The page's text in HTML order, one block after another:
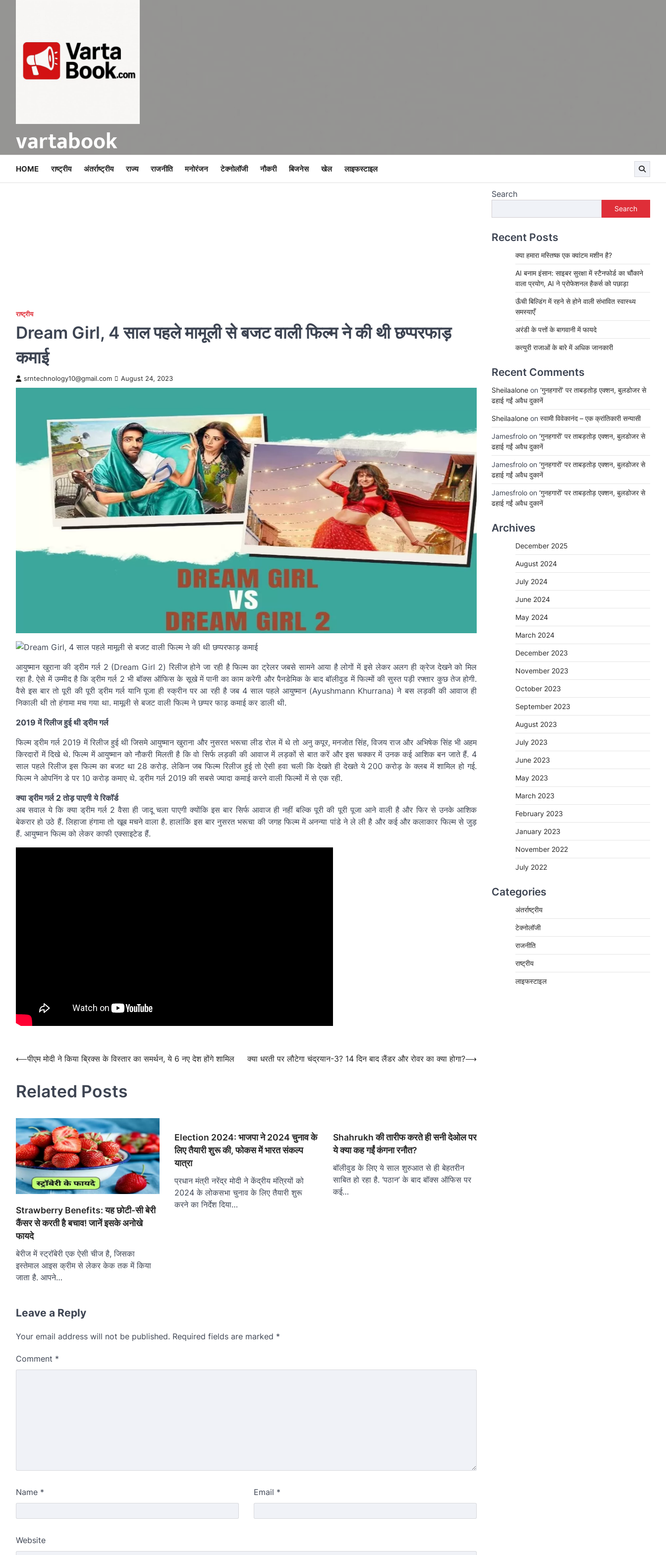
vartabook
HOME राष्ट्रीय अंतर्राष्ट्रीय राज्य राजनीति मनोरंजन टेक्नोलॉजी नौकरी बिजनेस खेल लाइफस्टाइल
राष्ट्रीय
Dream Girl, 4 साल पहले मामूली से बजट वाली फिल्म ने की थी छप्परफाड़
कमाई
srntechnology10@gmail.com August 24, 2023
आयुष्मान खुराना की ड्रीम गर्ल 2 (Dream Girl 2) रिलीज होने जा रही है फिल्म का ट्रेलर जबसे सामने आया है लोगों में इसे लेकर अलग ही क्रेज देखने को मिल
रहा है. ऐसे में उम्मीद है कि ड्रीम गर्ल 2 भी बॉक्स ऑफिस के सूखे में पानी का काम करेगी और पैनडेमिक के बाद बॉलीवुड में फिल्मों की सुस्त पड़ी रफ्तार कुछ तेज होगी.
वैसे इस बार तो पूरी की पूरी ड्रीम गर्ल यानि पूजा ही स्क्रीन पर आ रही है जब 4 साल पहले आयुष्मान (Ayushmann Khurrana) ने बस लड़की की आवाज ही
निकाली थी तो हंगामा मच गया था. मामूली से बजट वाली फिल्म ने छप्पर फाड़ कमाई कर डाली थी.
2019 में रिलीज हुई थी ड्रीम गर्ल
फिल्म ड्रीम गर्ल 2019 में रिलीज हुई थी जिसमे आयुष्मान खुराना और नुसरत भरूचा लीड रोल में थे तो अनु कपूर, मनजोत सिंह, विजय राज और अभिषेक सिंह भी अहम
किरदारों में दिखे थे. फिल्म में आयुष्मान को नौकरी मिलती है कि वो सिर्फ लड़की की आवाज में लड़कों से बात करें और इस चक्कर में उनक कई आशिक बन जाते हैं. 4
साल पहले रिलीज इस फिल्म का बजट था 28 करोड़. लेकिन जब फिल्म रिलीज हुई तो ऐसी हवा चली कि देखते ही देखते ये 200 करोड़ के क्लब में शामिल हो गई.
फिल्म ने ओपनिंग डे पर 10 करोड़ कमाए थे. ड्रीम गर्ल 2019 की सबसे ज्यादा कमाई करने वाली फिल्मों में से एक रही.
क्या ड्रीम गर्ल 2 तोड़ पाएगी ये रिकॉर्ड
अब सवाल ये कि क्या ड्रीम गर्ल 2 वैसा ही जादू चला पाएगी क्योंकि इस बार सिर्फ आवाज ही नहीं बल्कि पूरी की पूरी पूजा आने वाली है और फिर से उनके आशिक
बेकरार हो उठे हैं. लिहाजा हंगामा तो खूब मचने वाला है. हालांकि इस बार नुसरत भरूचा की जगह फिल्म में अनन्या पांडे ने ले ली है और कई और कलाकार फिल्म से जुड़
हैं. आयुष्मान फिल्म को लेकर काफी एक्साइटेड हैं.
navigation
Post
⟵पीएम मोदी ने किया ब्रिक्स के विस्तार का समर्थन, ये 6 नए देश होंगे शामिल क्या धरती पर लौटेगा चंद्रयान-3? 14 दिन बाद लैंडर और रोवर का क्या होगा?⟶
Related Posts
Strawberry Benefits: यह छोटी-सी बेरी
कैंसर से करती है बचाव! जानें इसके अनोखे
फायदे
बेरीज में स्ट्रॉबेरी एक ऐसी चीज है, जिसका
इस्तेमाल आइस क्रीम से लेकर केक तक में किया
जाता है. आपने…
Election 2024: भाजपा ने 2024 चुनाव के
लिए तैयारी शुरू की, फोकस में भारत संकल्प
यात्रा
प्रधान मंत्री नरेंद्र मोदी ने केंद्रीय मंत्रियों को
2024 के लोकसभा चुनाव के लिए तैयारी शुरू
करने का निर्देश दिया…
Shahrukh की तारीफ करते ही सनी देओल पर
ये क्या कह गईं कंगना रनौत?
बॉलीवुड के लिए ये साल शुरुआत से ही बेहतरीन
साबित हो रहा है. ‘पठान’ के बाद बॉक्स ऑफिस पर
कई…
Leave a Reply
Your email address will not be published. Required fields are marked *
Comment *
Name * Email *
Website
Search
Search
Recent Posts
क्या हमारा मस्तिष्क एक क्वांटम मशीन है?
AI बनाम इंसान: साइबर सुरक्षा में स्टैनफोर्ड का चौंकाने
वाला प्रयोग, AI ने प्रोफेशनल हैकर्स को पछाड़ा
ऊँची बिल्डिंग में रहने से होने वाली संभावित स्वास्थ्य
समस्याएँ
अरंडी के पत्तों के बागवानी में फायदे
कत्युरी राजाओं के बारे में अधिक जानकारी
Recent Comments
Sheilaalone on ‘गुनहगारों’ पर ताबड़तोड़ एक्शन, बुलडोजर से
ढहाई गईं अवैध दुकानें
Sheilaalone on स्वामी विवेकानंद – एक क्रांतिकारी सन्यासी
Jamesfrolo on ‘गुनहगारों’ पर ताबड़तोड़ एक्शन, बुलडोजर से
ढहाई गईं अवैध दुकानें
Jamesfrolo on ‘गुनहगारों’ पर ताबड़तोड़ एक्शन, बुलडोजर से
ढहाई गईं अवैध दुकानें
Jamesfrolo on ‘गुनहगारों’ पर ताबड़तोड़ एक्शन, बुलडोजर से
ढहाई गईं अवैध दुकानें
Archives
December 2025
August 2024
July 2024
June 2024
May 2024
March 2024
December 2023
November 2023
October 2023
September 2023
August 2023
July 2023
June 2023
May 2023
March 2023
February 2023
January 2023
November 2022
July 2022
Categories
अंतर्राष्ट्रीय
टेक्नोलॉजी
राजनीति
राष्ट्रीय
लाइफस्टाइल